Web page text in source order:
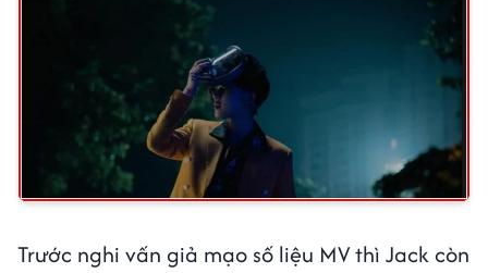
Trước nghi vấn giả mạo số liệu MV thì Jack còn